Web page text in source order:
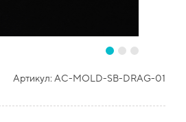
Артикул: AC-MOLD-SB-DRAG-01